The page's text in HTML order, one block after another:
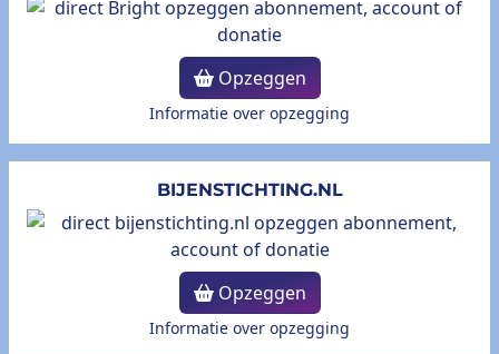
Opzeggen
Informatie over opzegging
BIJENSTICHTING.NL
Opzeggen
Informatie over opzegging